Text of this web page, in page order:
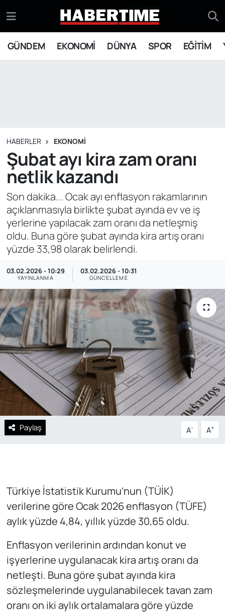
GÜNDEM EKONOMİ DÜNYA SPOR EĞİTİM
HABERLER EKONOMİ
Şubat ayı kira zam oranı
netlik kazandı
Son dakika... Ocak ayı enflasyon rakamlarının
açıklanmasıyla birlikte şubat ayında ev ve iş
yerlerine yapılacak zam oranı da netleşmiş
oldu. Buna göre şubat ayında kira artış oranı
yüzde 33,98 olarak belirlendi.
03.02.2026 - 10:29
YAYINLANMA
03.02.2026 - 10:31
GÜNCELLEME
Paylaş A- A+
Türkiye İstatistik Kurumu’nun (TÜİK)
verilerine göre Ocak 2026 enflasyon (TÜFE)
aylık yüzde 4,84, yıllık yüzde 30,65 oldu.
Enflasyon verilerinin ardından konut ve
işyerlerine uygulanacak kira artış oranı da
netleşti. Buna göre şubat ayında kira
sözleşmelerinde uygulanabilecek tavan zam
oranı on iki aylık ortalamalara göre yüzde
EKONOMİ
EĞİTİM
YAŞAM
SİYASET
ASAYİŞ
SAĞLIK
Eskişehir Nöbetçi Eczaneler
Eskişehir Hava Durumu
Süper Lig Puan Durumu ve Fikstür
Tüm Manşetler
Son Dakika Haberleri
Haber Arşivi